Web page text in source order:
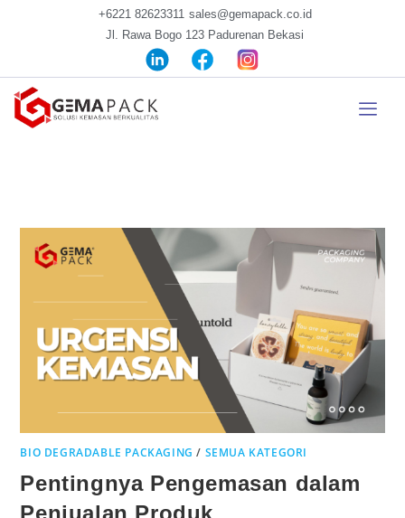
+6221 82623311 sales@gemapack.co.id
Jl. Rawa Bogo 123 Padurenan Bekasi
BIO DEGRADABLE PACKAGING / SEMUA KATEGORI
Pentingnya Pengemasan dalam
Penjualan Produk